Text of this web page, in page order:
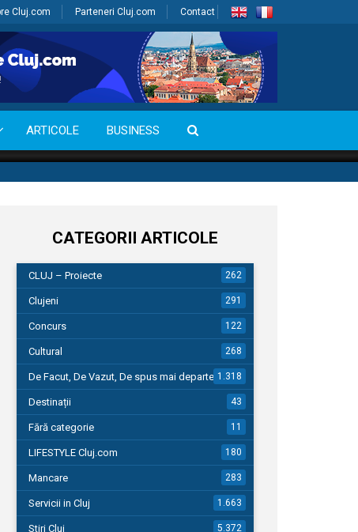
Cluj.com Parteneri Cluj.com Contact
ARTICOLE BUSINESS
CATEGORII ARTICOLE
CLUJ – Proiecte 262
Clujeni 291
Concurs 122
Cultural 268
De Facut, De Vazut, De spus mai departe…1.318
Destinații 43
Fără categorie 11
LIFESTYLE Cluj.com 180
Mancare 283
Servicii in Cluj 1.663
Stiri Cluj 5.372